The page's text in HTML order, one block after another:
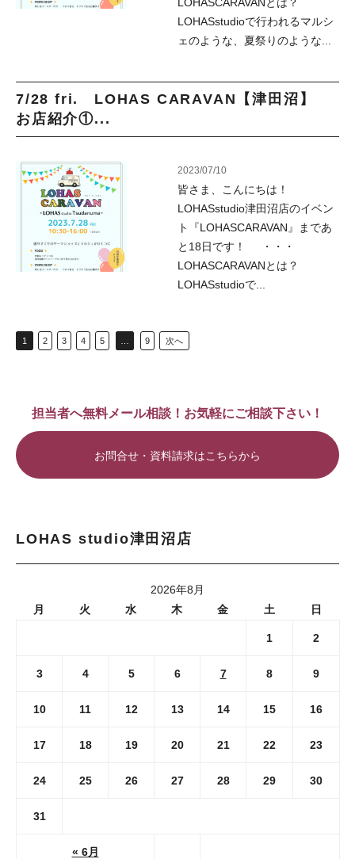
LOHASstudioで行われるマルシ
ェのような、夏祭りのような...
7/28 fri. LOHAS CARAVAN【津田沼】
お店紹介①...
2023/07/10
皆さま、こんにちは！
LOHASstudio津田沼店のイベン
ト『LOHASCARAVAN』まであ
と18日です！ ・・・
LOHASCARAVANとは？
LOHASstudioで...
1 2 3 4 5 9 次へ
担当者へ無料メール相談！お気軽にご相談下さい！
お問合せ・資料請求はこちらから
LOHAS studio津田沼店
2026年8月
月
火 水 木 金 土 日
« 6月
1 2
3 4 5 6 7 8 9
10 11 12 13 14 15 16
17 18 19 20 21 22 23
24 25 26 27 28 29 30
31